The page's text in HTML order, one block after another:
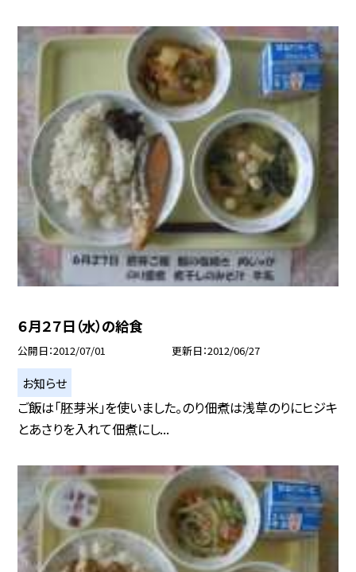
６月２７日（水）の給食
公開日 2012/07/01 更新日 2012/06/27
お知らせ
ご飯は「胚芽米」を使いました。のり佃煮は浅草のりにヒジキ
とあさりを入れて佃煮にし...